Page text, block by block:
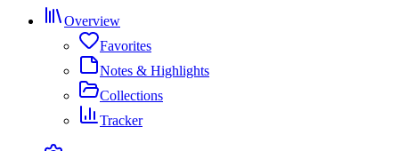
Overview
Favorites
Notes & Highlights
Collections
Tracker